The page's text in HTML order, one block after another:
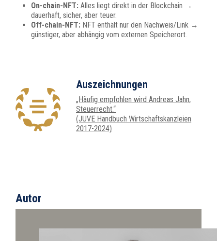
On-chain-NFT: Alles liegt direkt in der Blockchain →
dauerhaft, sicher, aber teuer.
Off-chain-NFT: NFT enthält nur den Nachweis/Link →
günstiger, aber abhängig vom externen Speicherort.
Auszeichnungen
„Häufig empfohlen wird Andreas Jahn,
Steuerrecht.“
(JUVE Handbuch Wirtschaftskanzleien
2017-2024)
Autor